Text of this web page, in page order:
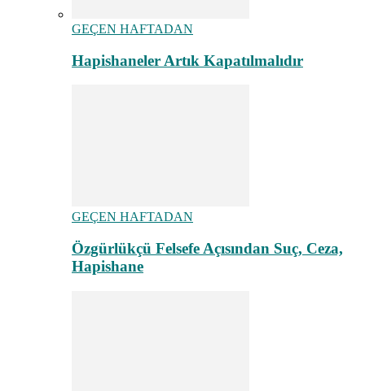
GEÇEN HAFTADAN
Hapishaneler Artık Kapatılmalıdır
GEÇEN HAFTADAN
Özgürlükçü Felsefe Açısından Suç, Ceza,
Hapishane